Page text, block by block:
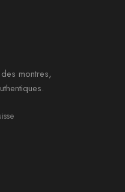
montres,